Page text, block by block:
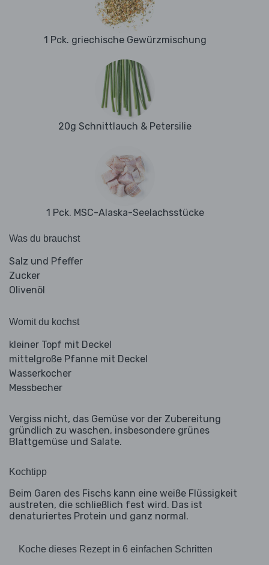
1 Pck. griechische Gewürzmischung
20g Schnittlauch & Petersilie
1 Pck. MSC-Alaska-Seelachsstücke
Was du brauchst
Salz und Pfeffer
Zucker
Olivenöl
Womit du kochst
kleiner Topf mit Deckel
mittelgroße Pfanne mit Deckel
Wasserkocher
Messbecher
Vergiss nicht, das Gemüse vor der Zubereitung
gründlich zu waschen, insbesondere grünes
Blattgemüse und Salate.
Kochtipp
Beim Garen des Fischs kann eine weiße Flüssigkeit
austreten, die schließlich fest wird. Das ist
denaturiertes Protein und ganz normal.
Koche dieses Rezept in 6 einfachen Schritten